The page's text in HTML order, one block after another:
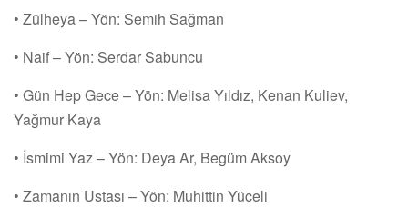
• Zülheya – Yön: Semih Sağman
• Naif – Yön: Serdar Sabuncu
• Gün Hep Gece – Yön: Melisa Yıldız, Kenan Kuliev,
Yağmur Kaya
• İsmimi Yaz – Yön: Deya Ar, Begüm Aksoy
• Zamanın Ustası – Yön: Muhittin Yüceli